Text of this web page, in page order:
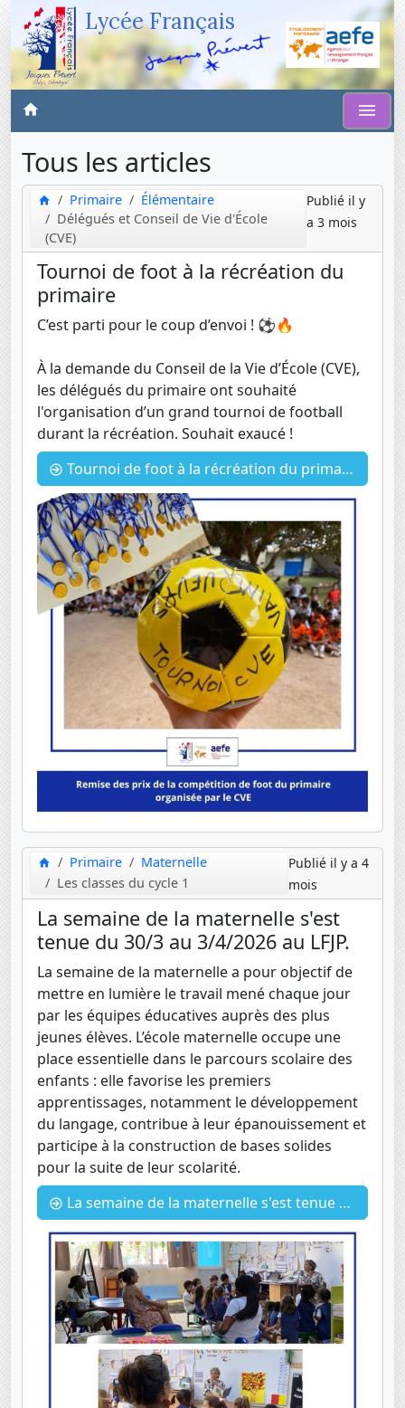
Lycée Français
Tous les articles
Primaire
Élémentaire
Délégués et Conseil de Vie d'École
(CVE)
Publié il y
a 3 mois
Tournoi de foot à la récréation du
primaire
C’est parti pour le coup d’envoi ! ⚽️🔥
À la demande du Conseil de la Vie d’École (CVE),
les délégués du primaire ont souhaité
l'organisation d’un grand tournoi de football
durant la récréation. Souhait exaucé !
Tournoi de foot à la récréation du primaire
Primaire
Maternelle
Les classes du cycle 1
Publié il y a 4
mois
La semaine de la maternelle s'est
tenue du 30/3 au 3/4/2026 au LFJP.
La semaine de la maternelle a pour objectif de
mettre en lumière le travail mené chaque jour
par les équipes éducatives auprès des plus
jeunes élèves. L’école maternelle occupe une
place essentielle dans le parcours scolaire des
enfants : elle favorise les premiers
apprentissages, notamment le développement
du langage, contribue à leur épanouissement et
participe à la construction de bases solides
pour la suite de leur scolarité.
La semaine de la maternelle s'est tenue du 30/3 au 3/4/2026 au LFJP.